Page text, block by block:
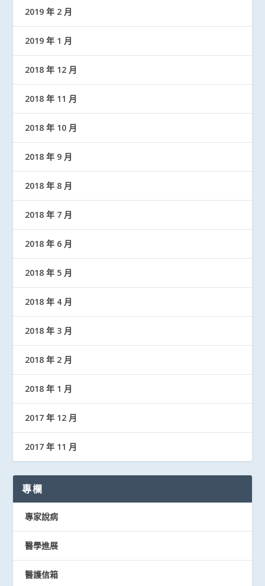
2019 年 2 月
2019 年 1 月
2018 年 12 月
2018 年 11 月
2018 年 10 月
2018 年 9 月
2018 年 8 月
2018 年 7 月
2018 年 6 月
2018 年 5 月
2018 年 4 月
2018 年 3 月
2018 年 2 月
2018 年 1 月
2017 年 12 月
2017 年 11 月
專欄
專家說病
醫學進展
醫護信箱